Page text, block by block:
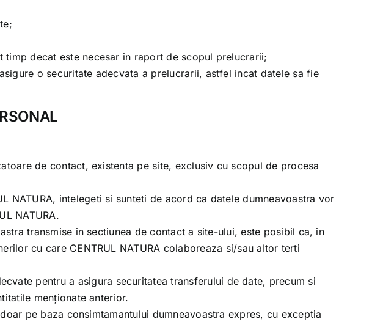
decat este necesar in raport de scopul prelucrarii;
o securitate adecvata a prelucrarii, astfel incat datele sa fie
de contact, existenta pe site, exclusiv cu scopul de procesa
NATURA, intelegeti si sunteti de acord ca datele dumneavoastra vor
NATURA.
transmise in sectiunea de contact a site-ului, este posibil ca, in
cu care CENTRUL NATURA colaboreaza si/sau altor terti
pentru a asigura securitatea transferului de date, precum si
menționate anterior.
pe baza consimtamantului dumneavoastra expres, cu exceptia